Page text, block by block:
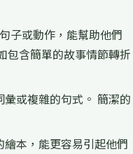
子或動作，能幫助他們
包含簡單的故事情節轉折
或複雜的句式。 簡潔的
本，能更容易引起他們